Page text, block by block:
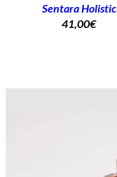
Sentara Holistic
41,00€